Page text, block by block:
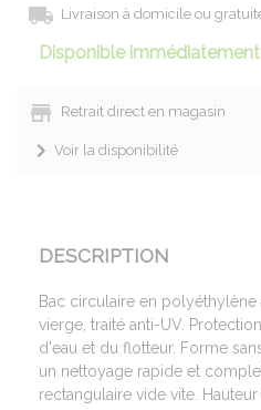
Livraison à domicile ou
Disponible
Retrait direct en magasin
Voir la disponibilité
DESCRIPTION
Bac circulaire en polyéthylène
vierge, traité anti-UV.
d'eau et du flotteur. Forme
un nettoyage rapide et
rectangulaire vide vite.